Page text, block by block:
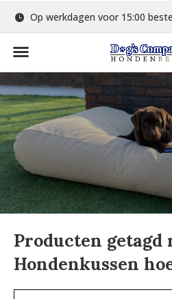
Op werkdagen voor 15:00 besteld, zelfde dag
Producten getagd
Hondenkussen